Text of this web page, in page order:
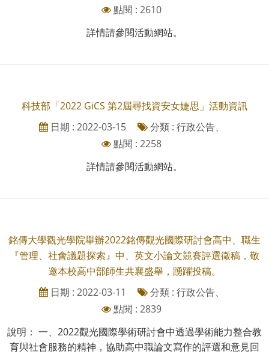
點閱 : 2610
詳情請參閱活動網站。
科技部「2022 GiCS 第2屆尋找資安女婕思」活動資訊
日期 : 2022-03-15
分類 : 行政公告、
點閱 : 2258
詳情請參閱活動網站。
銘傳大學觀光學院舉辦2022銘傳觀光國際研討會高中、職生
『管理、社會議題探索』中、英文小論文競賽評選徵稿，敬
邀本校高中部師生共襄盛舉，踴躍投稿。
日期 : 2022-03-11
分類 : 行政公告、
點閱 : 2839
說明： 一、2022觀光國際學術研討會中透過學術能力整合教
育與社會服務的精神，協助高中職論文寫作的評選和意見回